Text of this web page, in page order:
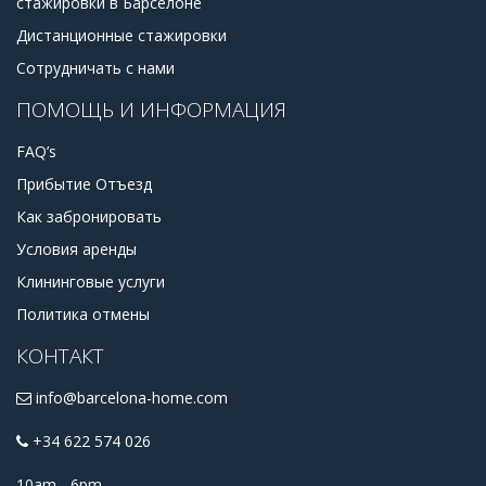
Дистанционные стажировки
Сотрудничать с нами
ПОМОЩЬ И ИНФОРМАЦИЯ
FAQ’s
Прибытие Отъезд
Как забронировать
Условия аренды
Клининговые услуги
Политика отмены
КОНТАКТ
info@barcelona-home.com
+34 622 574 026